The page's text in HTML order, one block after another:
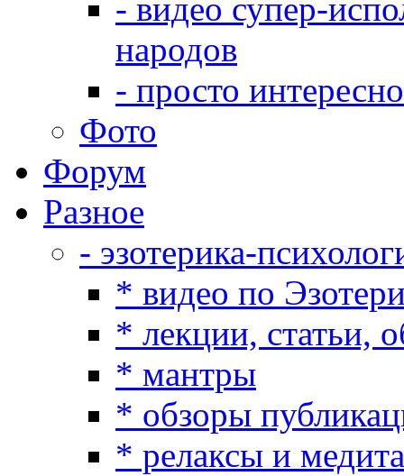
- видео супер-
народов
- просто
Фото
Форум
Разное
- эзотерика-
* видео по
* лекции, статьи,
* мантры
* обзоры
* релаксы и